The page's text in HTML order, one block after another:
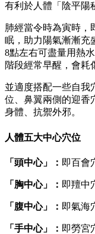
有利於人體「陰平陽
肺經當令時為寅時，
眠，助力陽氣漸漸充
8點左右可盡量用熱
階段經常早醒，會耗
並適度搭配一些自我
位、鼻翼兩側的迎香
身體、抗禦外邪。
人體五大中心穴位
「頭中心」： 即百會
「胸中心」： 即羶中
「腹中心」： 即氣海
「手中心」： 即勞宮